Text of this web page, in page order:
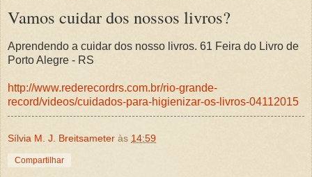
Vamos cuidar dos nossos livros?
Aprendendo a cuidar dos nosso livros. 61 Feira do Livro de
Porto Alegre - RS
http://www.rederecordrs.com.br/rio-grande-
record/videos/cuidados-para-higienizar-os-livros-04112015
Sílvia M. J. Breitsameter às 14:59
Compartilhar